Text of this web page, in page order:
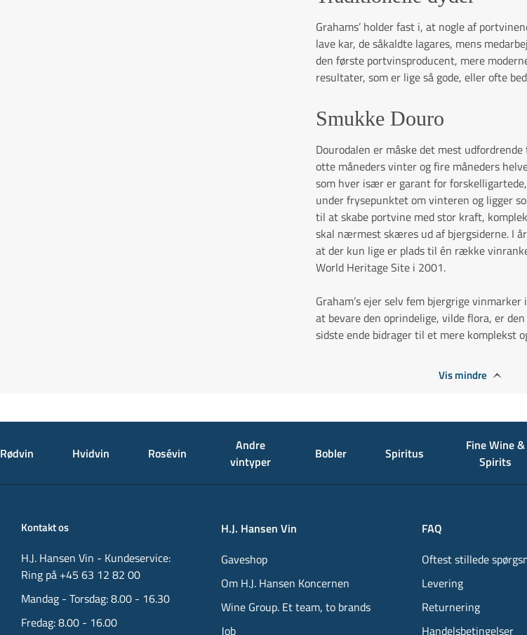
Grahams’ holder fast i, at nogle af
lave kar, de såkaldte lagares, mens
den første portvinsproducent, mere
resultater, som er lige så gode, eller ofte
Smukke Douro
Dourodalen er måske det mest
otte måneders vinter og fire måneders
som hver især er garant for
under frysepunktet om vinteren og ligger
til at skabe portvine med stor kraft,
skal nærmest skæres ud af bjergsiderne. I
at der kun lige er plads til én række
World Heritage Site i 2001.
Graham’s ejer selv fem bjergrige vinmarker
at bevare den oprindelige, vilde flora, er
sidste ende bidrager til et mere komplekst
Vis mindre
Rødvin Hvidvin Rosévin
Andre
vintyper
Bobler Spiritus
Fine Wine &
Spirits
Kontakt os
H.J. Hansen Vin - Kundeservice:
Ring på +45 63 12 82 00
Mandag - Torsdag: 8.00 - 16.30
Fredag: 8.00 - 16.00
H.J. Hansen Vin
Gaveshop
Om H.J. Hansen Koncernen
Wine Group. Et team, to brands
Job
FAQ
Oftest stillede
Levering
Returnering
Handelsbetingelser